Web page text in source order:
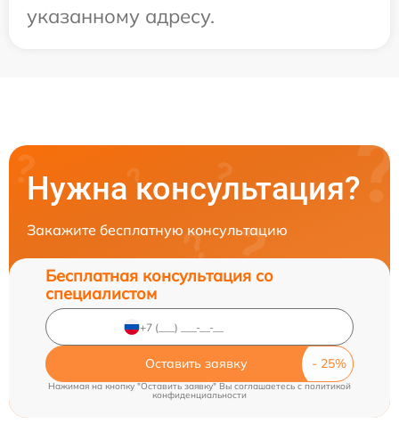
указанному адресу.
Нужна консультация?
Закажите бесплатную консультацию
Бесплатная консультация со
специалистом
Оставить заявку
Нажимая на кнопку "Оставить заявку" Вы соглашаетесь cполитикой
конфиденциальности